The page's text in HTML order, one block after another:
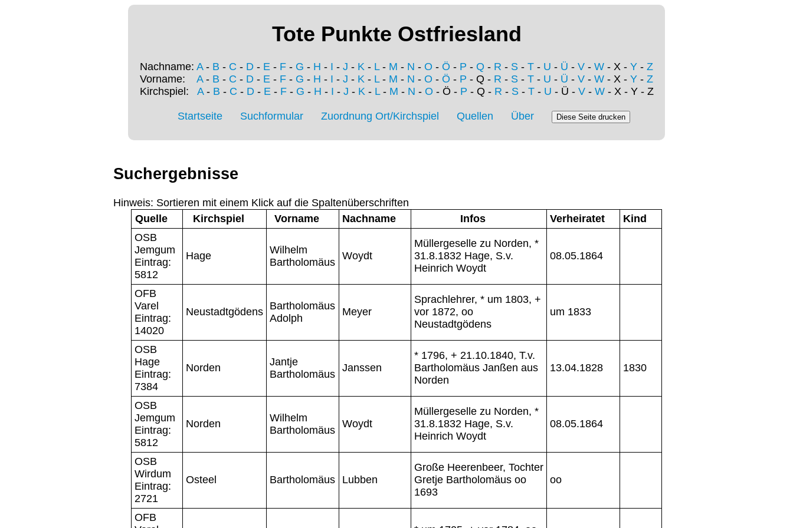
Tote Punkte Ostfriesland
Nachname: A- B - C - D - E - F - G - H - I - J - K - L- M - N - O - Ö - P - Q - R - S - T - U - Ü - V - W - X - Y - Z
Vorname: A- B - C - D - E - F - G - H - I - J - K - L- M - N - O - Ö - P - Q - R - S - T - U - Ü - V - W - X - Y - Z
Kirchspiel: A- B - C - D- E- F- G - H - I - J - K- L- M - N - O - Ö - P - Q - R - S- T- U - Ü - V- W- X - Y - Z
Startseite Suchformular Zuordnung Ort/Kirchspiel Quellen Über
Suchergebnisse
Hinweis: Sortieren mit einem Klick auf die Spaltenüberschriften
Quelle
Kirchspiel Vorname Nachname Infos Verheiratet
Kind
OSB
Jemgum
Eintrag:
5812
Hage
Wilhelm
Bartholomäus
Woydt
Müllergeselle zu Norden, *
31.8.1832 Hage, S.v.
Heinrich Woydt
08.05.1864
OFB
Varel
Eintrag:
14020
Neustadtgödens Bartholomäus
Adolph
Meyer
Sprachlehrer, * um 1803, +
vor 1872, oo
Neustadtgödens
um 1833
OSB
Hage
Eintrag:
7384
Norden
Jantje
Bartholomäus
Janssen
* 1796, + 21.10.1840, T.v.
Bartholomäus Janßen aus
Norden
13.04.1828 1830
OSB
Jemgum
Eintrag:
5812
Norden
Wilhelm
Bartholomäus
Woydt
Müllergeselle zu Norden, *
31.8.1832 Hage, S.v.
Heinrich Woydt
08.05.1864
OSB
Wirdum
Eintrag:
2721
Osteel Bartholomäus Lubben
Große Heerenbeer, Tochter
Gretje Bartholomäus oo
1693
oo
OFB